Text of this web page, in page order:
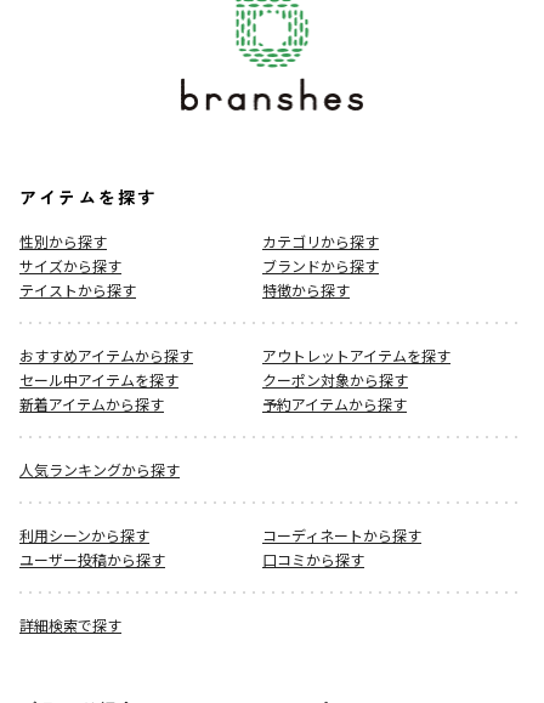
アイテムを探す
性別から探す
カテゴリから探す
サイズから探す
ブランドから探す
テイストから探す
特徴から探す
おすすめアイテムから探す
アウトレットアイテムを探す
セール中アイテムを探す
クーポン対象から探す
新着アイテムから探す
予約アイテムから探す
人気ランキングから探す
利用シーンから探す
コーディネートから探す
ユーザー投稿から探す
口コミから探す
詳細検索で探す